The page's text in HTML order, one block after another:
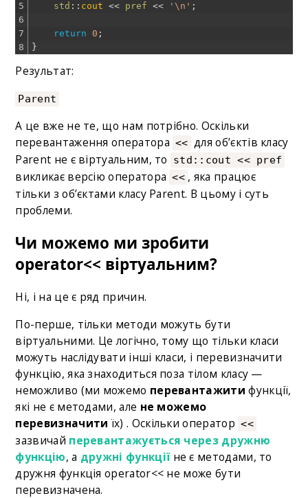
5
6
7
8
std :: cout << pref << '\n' ;
return 0 ;
}
Результат:
Parent
А це вже не те, що нам потрібно. Оскільки
перевантаження оператора << для об’єктів класу
Parent не є віртуальним, то
std::cout << pref
викликає версію оператора << , яка працює
тільки з об’єктами класу Parent. В цьому і суть
проблеми.
Чи можемо ми зробити
operator<< віртуальним?
Ні, і на це є ряд причин.
По-перше, тільки методи можуть бути
віртуальними. Це логічно, тому що тільки класи
можуть наслідувати інші класи, і перевизначити
функцію, яка знаходиться поза тілом класу —
неможливо (ми можемо перевантажити функції,
які не є методами, але не можемо
перевизначити їх) . Оскільки оператор <<
зазвичай перевантажується через дружню
функцію, а дружні функціїне є методами, то
дружня функція operator<< не може бути
перевизначена.